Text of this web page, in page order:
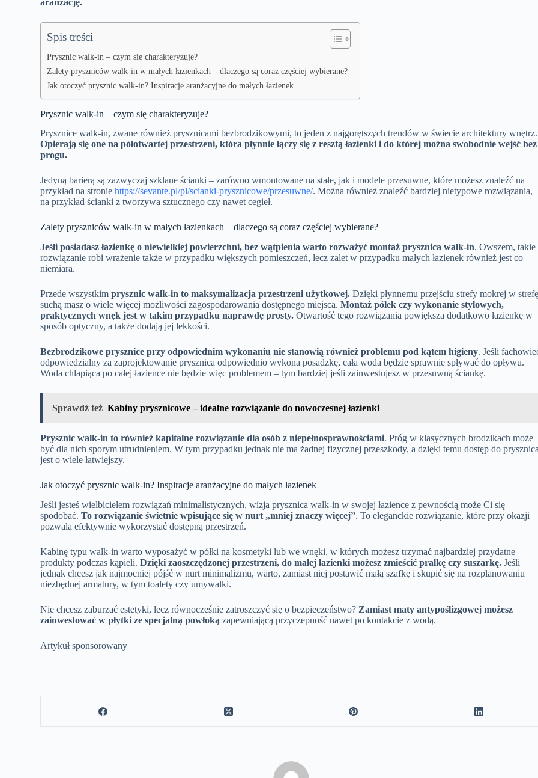
Spis treści
Prysznic walk-in – czym się charakteryzuje?
Zalety pryszniców walk-in w małych łazienkach – dlaczego są coraz częściej wybierane?
Jak otoczyć prysznic walk-in? Inspiracje aranżacyjne do małych łazienek
Prysznic walk-in – czym się charakteryzuje?
Prysznice walk-in, zwane również prysznicami bezbrodzikowymi, to jeden z najgorętszych trendów w świecie architektury wnętrz.
Opierają się one na półotwartej przestrzeni, która płynnie łączy się z resztą łazienki i do której można swobodnie wejść bez
progu.
Jedyną barierą są zazwyczaj szklane ścianki – zarówno wmontowane na stałe, jak i modele przesuwne, które możesz znaleźć na
przykład na stroniehttps://sevante.pl/pl/scianki-prysznicowe/przesuwne/. Można również znaleźć bardziej nietypowe rozwiązania,
na przykład ścianki z tworzywa sztucznego czy nawet cegieł.
Zalety pryszniców walk-in w małych łazienkach – dlaczego są coraz częściej wybierane?
Jeśli posiadasz łazienkę o niewielkiej powierzchni, bez wątpienia warto rozważyć montaż prysznica walk-in. Owszem, takie
rozwiązanie robi wrażenie także w przypadku większych pomieszczeń, lecz zalet w przypadku małych łazienek również jest co
niemiara.
Przede wszystkimprysznic walk-in to maksymalizacja przestrzeni użytkowej. Dzięki płynnemu przejściu strefy mokrej w
suchą masz o wiele więcej możliwości zagospodarowania dostępnego miejsca.Montaż półek czy wykonanie stylowych,
praktycznych wnęk jest w takim przypadku naprawdę prosty. Otwartość tego rozwiązania powiększa dodatkowo łazienkę w
sposób optyczny, a także dodają jej lekkości.
Bezbrodzikowe prysznice przy odpowiednim wykonaniu nie stanowią również problemu pod kątem higieny. Jeśli
odpowiedzialny za zaprojektowanie prysznica odpowiednio wykona posadzkę, cała woda będzie sprawnie spływać do opływu.
Woda chlapiąca po całej łazience nie będzie więc problemem – tym bardziej jeśli zainwestujesz w przesuwną ściankę.
Sprawdź też Kabiny prysznicowe – idealne rozwiązanie do nowoczesnej łazienki
Prysznic walk-in to również kapitalne rozwiązanie dla osób z niepełnosprawnościami. Próg w klasycznych brodzikach może
być dla nich sporym utrudnieniem. W tym przypadku jednak nie ma żadnej fizycznej przeszkody, a dzięki temu dostęp do
jest o wiele łatwiejszy.
Jak otoczyć prysznic walk-in? Inspiracje aranżacyjne do małych łazienek
Jeśli jesteś wielbicielem rozwiązań minimalistycznych, wizja prysznica walk-in w swojej łazience z pewnością może Ci się
spodobać.To rozwiązanie świetnie wpisujące się w nurt „mniej znaczy więcej”. To eleganckie rozwiązanie, które przy okazji
pozwala efektywnie wykorzystać dostępną przestrzeń.
Kabinę typu walk-in warto wyposażyć w półki na kosmetyki lub we wnęki, w których możesz trzymać najbardziej przydatne
produkty podczas kąpieli.Dzięki zaoszczędzonej przestrzeni, do małej łazienki możesz zmieścić pralkę czy suszarkę.Jeśli
jednak chcesz jak najmocniej pójść w nurt minimalizmu, warto, zamiast niej postawić małą szafkę i skupić się na rozplanowaniu
niezbędnej armatury, w tym toalety czy umywalki.
Nie chcesz zaburzać estetyki, lecz równocześnie zatroszczyć się o bezpieczeństwo? Zamiast maty antypoślizgowej możesz
zainwestować w płytki ze specjalną powłoką zapewniającą przyczepność nawet po kontakcie z wodą.
Artykuł sponsorowany